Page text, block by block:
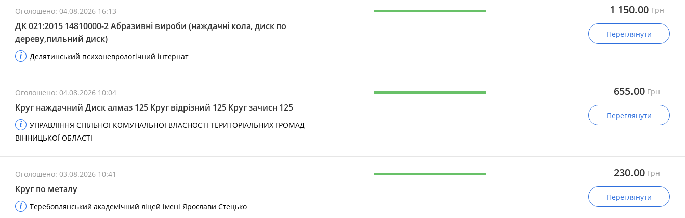
Оголошено: 04.08.2026 16:13
ДК 021:2015 14810000-2 Абразивні вироби (наждачні кола, диск по
дереву,пильний диск)
Делятинський психоневрологічний інтернат
1 150.00 Грн
Переглянути
Оголошено: 04.08.2026 10:04
Круг наждачний Диск алмаз 125 Круг відрізний 125 Круг зачисн 125
УПРАВЛІННЯ СПІЛЬНОЇ КОМУНАЛЬНОЇ ВЛАСНОСТІ ТЕРИТОРІАЛЬНИХ ГРОМАД
ВІННИЦЬКОЇ ОБЛАСТІ
655.00 Грн
Переглянути
Оголошено: 03.08.2026 10:41
Круг по металу
Теребовлянський академічний ліцей імені Ярослави Стецько
230.00 Грн
Переглянути